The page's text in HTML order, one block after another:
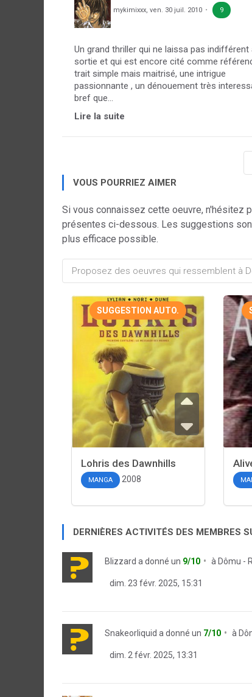
mykimixxx, ven. 30 juil. 2010 9
Un grand thriller qui ne laissa pas indifférent
sortie et qui est encore cité comme
trait simple mais maitrisé, une intrigue
passionnante , un dénouement très
bref que...
Lire la suite
VOUS POURRIEZ AIMER
Si vous connaissez cette oeuvre, n'hésitez
présentes ci-dessous. Les suggestions
plus efficace possible.
SUGGESTION AUTO.
Lohris des Dawnhills
MANGA 2008
DERNIÈRES ACTIVITÉS DES MEMBRES
Blizzard a donné un 9/10 à Dômu -
dim. 23 févr. 2025, 15:31
Snakeorliquid a donné un 7/10 à
dim. 2 févr. 2025, 13:31